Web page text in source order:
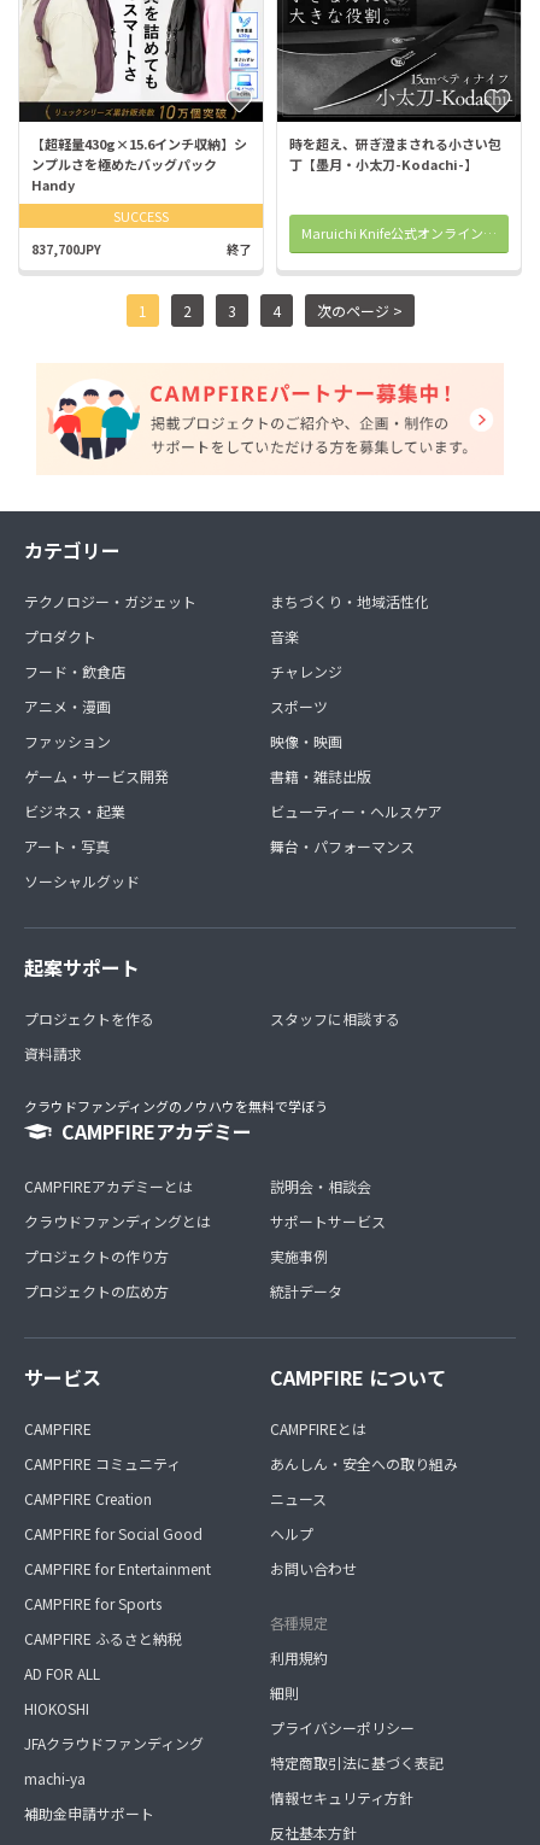
【超軽量430g×15.6インチ収納】シ
ンプルさを極めたバッグパック
Handy
SUCCESS
837,700JPY 終了
時を超え、研ぎ澄まされる小さい包
丁【墨月・小太刀-Kodachi-】
Maruichi Knife公式オンラインストア
1 2 3 4 次のページ >
カテゴリー
テクノロジー・ガジェット
プロダクト
フード・飲食店
アニメ・漫画
ファッション
ゲーム・サービス開発
ビジネス・起業
アート・写真
ソーシャルグッド
まちづくり・地域活性化
音楽
チャレンジ
スポーツ
映像・映画
書籍・雑誌出版
ビューティー・ヘルスケア
舞台・パフォーマンス
起案サポート
プロジェクトを作る
資料請求
スタッフに相談する
クラウドファンディングのノウハウを無料で学ぼう
CAMPFIREアカデミー
CAMPFIREアカデミーとは
クラウドファンディングとは
プロジェクトの作り方
プロジェクトの広め方
説明会・相談会
サポートサービス
実施事例
統計データ
サービス
CAMPFIRE
CAMPFIRE コミュニティ
CAMPFIRE Creation
CAMPFIRE for Social Good
CAMPFIRE for Entertainment
CAMPFIRE for Sports
CAMPFIRE ふるさと納税
AD FOR ALL
HIOKOSHI
JFAクラウドファンディング
machi-ya
補助金申請サポート
CAMPFIRE について
CAMPFIREとは
あんしん・安全への取り組み
ニュース
ヘルプ
お問い合わせ
各種規定
利用規約
細則
プライバシーポリシー
特定商取引法に基づく表記
情報セキュリティ方針
反社基本方針